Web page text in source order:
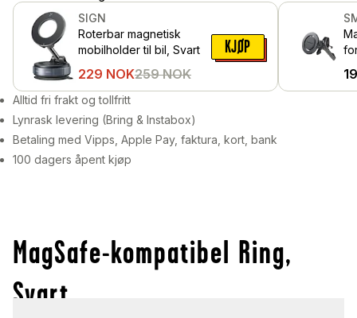
SIGN
Roterbar magnetisk
mobilholder til bil, Svart
229 NOK259 NOK
KJØP
Alltid fri frakt og tollfritt
Lynrask levering (Bring & Instabox)
Betaling med Vipps, Apple Pay, faktura, kort, bank
100 dagers åpent kjøp
MagSafe-kompatibel Ring,
Svart